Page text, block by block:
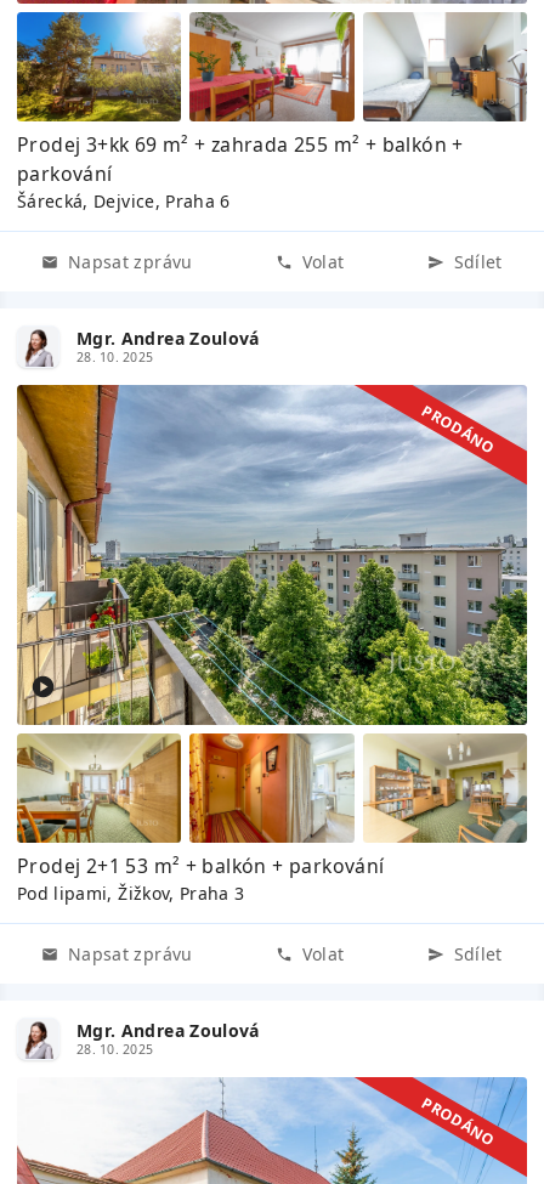
Prodej 3+kk 69 m² + zahrada 255 m² + balkón +
parkování
Šárecká, Dejvice, Praha 6
Napsat zprávu Volat Sdílet
Mgr. Andrea Zoulová
28. 10. 2025
PRODÁNO
Prodej 2+1 53 m² + balkón + parkování
Pod lipami, Žižkov, Praha 3
Napsat zprávu Volat Sdílet
Mgr. Andrea Zoulová
28. 10. 2025
PRODÁNO